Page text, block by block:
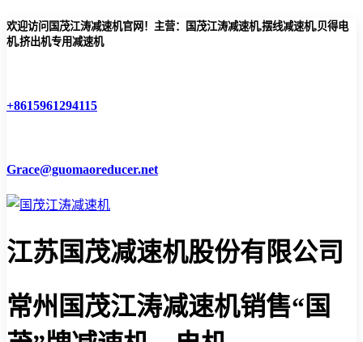
欢迎访问国茂江涛减速机官网！主营：国茂江涛减速机,摆线减速机,贝得电
机,挤出机专用减速机
+8615961294115
Grace@guomaoreducer.net
江苏国茂减速机股份有限公司
常州国茂江涛减速机销售“国